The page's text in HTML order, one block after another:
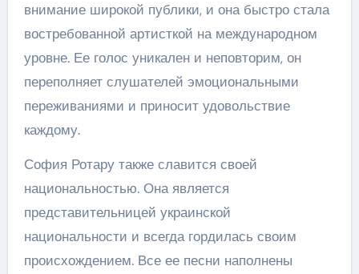
внимание широкой публики, и она быстро стала
востребованной артисткой на международном
уровне. Ее голос уникален и неповторим, он
переполняет слушателей эмоциональными
переживаниями и приносит удовольствие
каждому.
София Ротару также славится своей
национальностью. Она является
представительницей украинской
национальности и всегда гордилась своим
происхождением. Все ее песни наполнены